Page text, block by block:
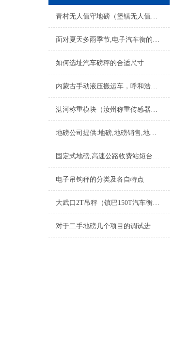
青村无人值守地磅（堡镇无人值守地磅）新河无人值守汽车衡维修
面对夏天多雨季节,电子汽车衡的防雷措施
如何选址汽车磅秤的合适尺寸
内蒙古手动液压搬运车，呼和浩特液压搬运秤，叉车秤
湛河称重模块（汝州称重传感器）宝丰称重模块工厂）舞钢称重控制模块维修
地磅公司提供:地磅,地磅销售,地磅价格,地磅厂家,地磅报价,地磅维修,地磅软件,地磅安装
固定式地磅,高速公路收费站短台面汽车衡（1-150吨地磅）
电子吊钩秤的分类及各自特点
大武口2T吊秤（镇巴150T汽车衡）洋县8T地磅）泽库电子轨道称维修
对于二手地磅几个项目的调试进行下讲述